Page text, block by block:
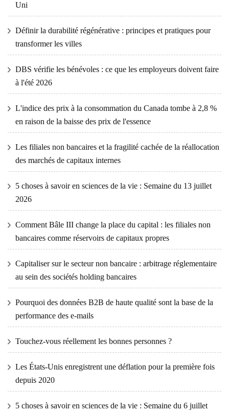
Uni
Définir la durabilité régénérative : principes et pratiques pour
transformer les villes
DBS vérifie les bénévoles : ce que les employeurs doivent faire
à l'été 2026
L'indice des prix à la consommation du Canada tombe à 2,8 %
en raison de la baisse des prix de l'essence
Les filiales non bancaires et la fragilité cachée de la réallocation
des marchés de capitaux internes
5 choses à savoir en sciences de la vie : Semaine du 13 juillet
2026
Comment Bâle III change la place du capital : les filiales non
bancaires comme réservoirs de capitaux propres
Capitaliser sur le secteur non bancaire : arbitrage réglementaire
au sein des sociétés holding bancaires
Pourquoi des données B2B de haute qualité sont la base de la
performance des e-mails
Touchez-vous réellement les bonnes personnes ?
Les États-Unis enregistrent une déflation pour la première fois
depuis 2020
5 choses à savoir en sciences de la vie : Semaine du 6 juillet